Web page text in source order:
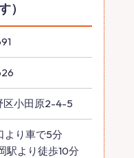
）
区小田原2-4-5
より車で5分
駅より徒歩10分